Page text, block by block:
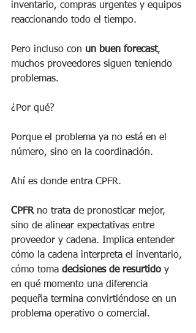
inventario, compras urgentes y equipos
reaccionando todo el tiempo.
Pero incluso con un buen forecast,
muchos proveedores siguen teniendo
problemas.
¿Por qué?
Porque el problema ya no está en el
número, sino en la coordinación.
Ahí es donde entra CPFR.
CPFR no trata de pronosticar mejor,
sino de alinear expectativas entre
proveedor y cadena. Implica entender
cómo la cadena interpreta el inventario,
cómo toma decisiones de resurtido y
en qué momento una diferencia
pequeña termina convirtiéndose en un
problema operativo o comercial.